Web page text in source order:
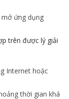
mở ứng dụng
trên được lý giải
Internet hoặc
thời gian khá